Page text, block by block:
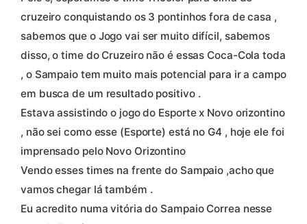
cruzeiro conquistando os 3 pontinhos fora de casa ,
sabemos que o Jogo vai ser muito difícil, sabemos
disso, o time do Cruzeiro não é essas Coca-Cola toda
, o Sampaio tem muito mais potencial para ir a campo
em busca de um resultado positivo .
Estava assistindo o jogo do Esporte x Novo orizontino
, não sei como esse (Esporte) está no G4 , hoje ele foi
imprensado pelo Novo Orizontino
Vendo esses times na frente do Sampaio ,acho que
vamos chegar lá também .
Eu acredito numa vitória do Sampaio Correa nesse